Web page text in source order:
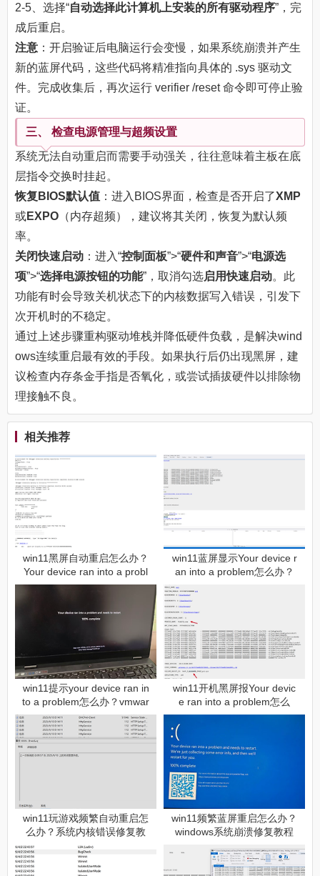
2-5、选择“自动选择此计算机上安装的所有驱动程序”，完
成后重启。
注意 ：开启验证后电脑运行会变慢，如果系统崩溃并产生
新的蓝屏代码，这些代码将精准指向具体的 .sys 驱动文
件。完成收集后，再次运行 verifier /reset 命令即可停止验
证。
三、 检查电源管理与超频设置
系统无法自动重启而需要手动强关，往往意味着主板在底
层指令交换时挂起。
恢复BIOS默认值 ：进入BIOS界面，检查是否开启了XMP
或EXPO （内存超频），建议将其关闭，恢复为默认频
率。
关闭快速启动 ：进入“控制面板”>“硬件和声音”>“电源选
项”>“选择电源按钮的功能”，取消勾选启用快速启动。此
功能有时会导致关机状态下的内核数据写入错误，引发下
次开机时的不稳定。
通过上述步骤重构驱动堆栈并降低硬件负载，是解决wind
ows连续重启最有效的手段。如果执行后仍出现黑屏，建
议检查内存条金手指是否氧化，或尝试插拔硬件以排除物
理接触不良。
相关推荐
win11黑屏自动重启怎么办？
Your device ran into a probl
em修复教程
win11蓝屏显示Your device r
an into a problem怎么办？
win11提示your device ran in
to a problem怎么办？vmwar
e导致系统崩溃修复方法
win11开机黑屏报Your devic
e ran into a problem怎么
办？0x9F蓝屏修复
win11玩游戏频繁自动重启怎
么办？系统内核错误修复教
程
win11频繁蓝屏重启怎么办？
windows系统崩溃修复教程